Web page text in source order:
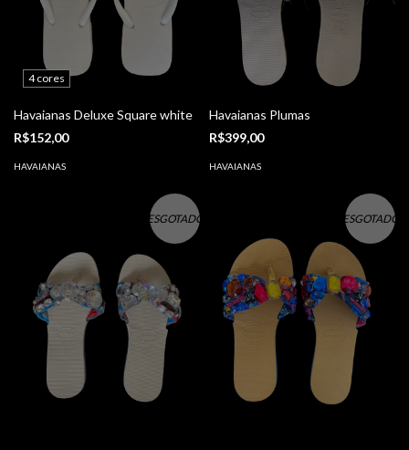
4 cores
Havaianas Deluxe Square white
R$152,00
HAVAIANAS
Havaianas Plumas
R$399,00
HAVAIANAS
ESGOTADO ESGOTADO